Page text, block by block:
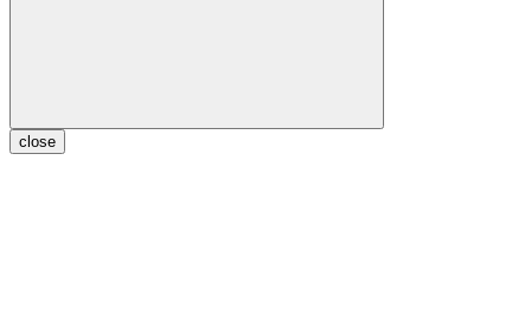
close